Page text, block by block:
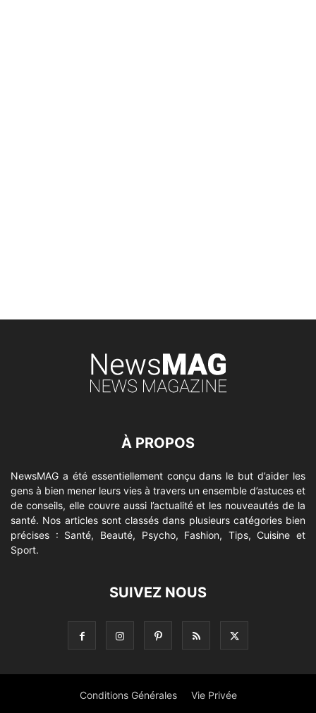
À PROPOS
NewsMAG a été essentiellement conçu dans le but d’aider les
gens à bien mener leurs vies à travers un ensemble d’astuces et
de conseils, elle couvre aussi l’actualité et les nouveautés de la
santé. Nos articles sont classés dans plusieurs catégories bien
précises : Santé, Beauté, Psycho, Fashion, Tips, Cuisine et
Sport.
SUIVEZ NOUS
Conditions Générales Vie Privée